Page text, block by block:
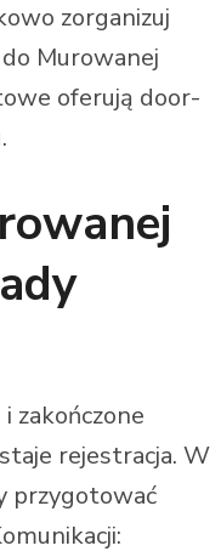
zorganizuj
Murowanej
oferują door-
zakończone
rejestracja. W
przygotować